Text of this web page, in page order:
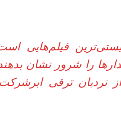
فیلم‌هایی
را شرور نشان
نردبان ترقی